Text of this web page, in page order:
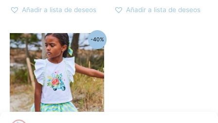
Añadir a lista de deseos
Añadir a lista de deseos
-40%
El
precio
original
era:
40,00€.
El
precio
actual
es:
24,00€.
Este
producto
tiene
múltiples
variantes.
Las
opciones